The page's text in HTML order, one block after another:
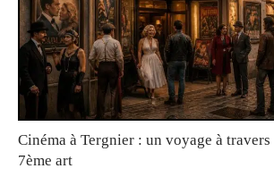
Cinéma à Tergnier : un voyage à
7ème art